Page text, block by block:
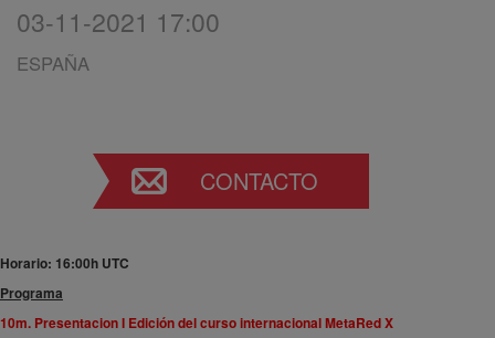
03-11-2021 17:00
ESPAÑA
CONTACTO
Horario: 16:00h UTC
Programa
10m. Presentacion I Edición del curso internacional MetaRed X